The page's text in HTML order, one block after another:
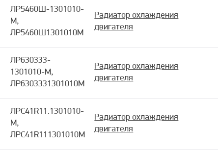
ЛР5460Ш-1301010-
М,
ЛР5460Ш1301010М
Радиатор охлаждения
двигателя
ЛР630333-
1301010-М,
ЛР6303331301010М
Радиатор охлаждения
двигателя
ЛРC41R11.1301010-
М,
ЛРC41R111301010М
Радиатор охлаждения
двигателя